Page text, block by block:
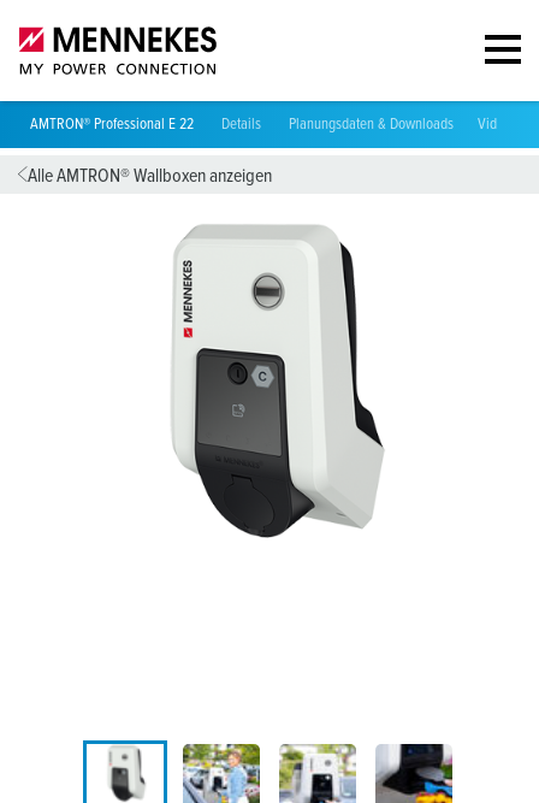
AMTRON® Professional E 22 Details Planungsdaten & Downloads Videos
Alle AMTRON® Wallboxen anzeigen